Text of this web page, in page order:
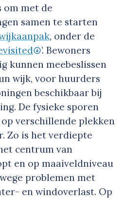
met de
samen te starten
, onder de
’. Bewoners
kunnen meebeslissen
wijk, voor huurders
beschikbaar bij
De fysieke sporen
verschillende plekken
Zo is het verdiepte
centrum van
en op maaiveldniveau
problemen met
en windoverlast. Op